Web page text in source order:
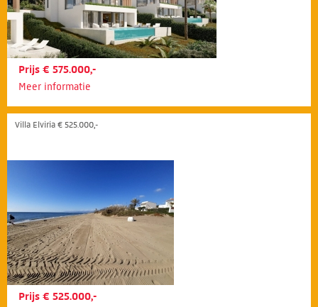
Prijs € 575.000,-
Meer informatie
Villa Elviria € 525.000,-
Prijs € 525.000,-